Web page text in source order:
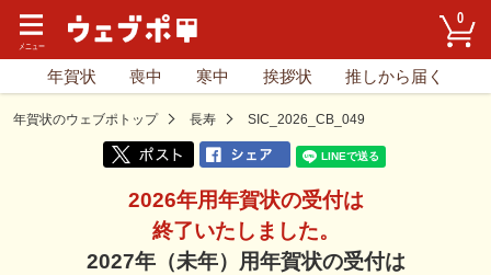
0
年賀状 喪中 寒中 挨拶状 推しから届く
年賀状のウェブポトップ 長寿 SIC_2026_CB_049
2026年用年賀状の受付は
終了いたしました。
2027年（未年）用年賀状の受付は